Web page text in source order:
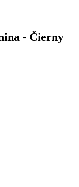
- Čierny